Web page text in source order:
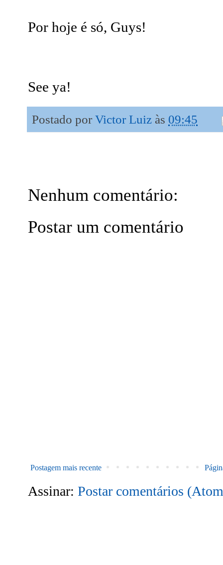
Por hoje é só, Guys!
See ya!
Postado por Victor Luiz às 09:45
Nenhum comentário:
Postar um comentário
Postagem mais recente
Assinar: Postar comentários